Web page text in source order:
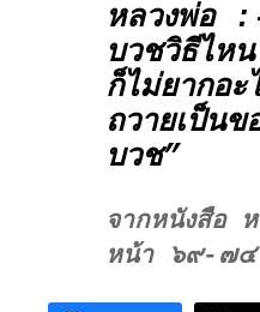
หลวงพ่อ
บวชวิธีไห
ก็ไม่ยากอ
ถวายเป็น
บวช”
จากหนังสือ
หน้า ๖๙-๗๔